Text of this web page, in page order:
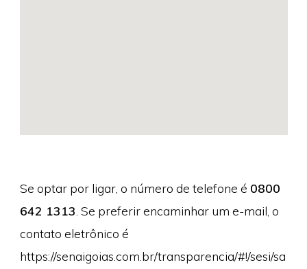
Se optar por ligar, o número de telefone é 0800
642 1313 . Se preferir encaminhar um e-mail, o
contato eletrônico é
https://senaigoias.com.br/transparencia/#!/sesi/sa